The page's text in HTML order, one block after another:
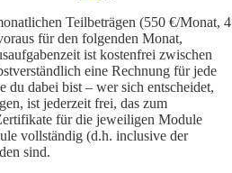
Teilbeträgen (550 €/Monat, 4
für den folgenden Monat,
ist kostenfrei zwischen
eine Rechnung für jede
du dabei bist – wer sich entscheidet,
ist jederzeit frei, das zum
für die jeweiligen Module
vollständig (d.h. inclusive der
sind.